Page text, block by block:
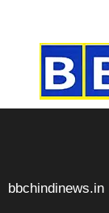
bbchindinews.in